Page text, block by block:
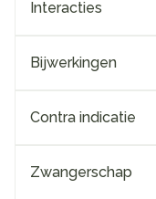
Interacties
Bijwerkingen
Contra indicatie
Zwangerschap